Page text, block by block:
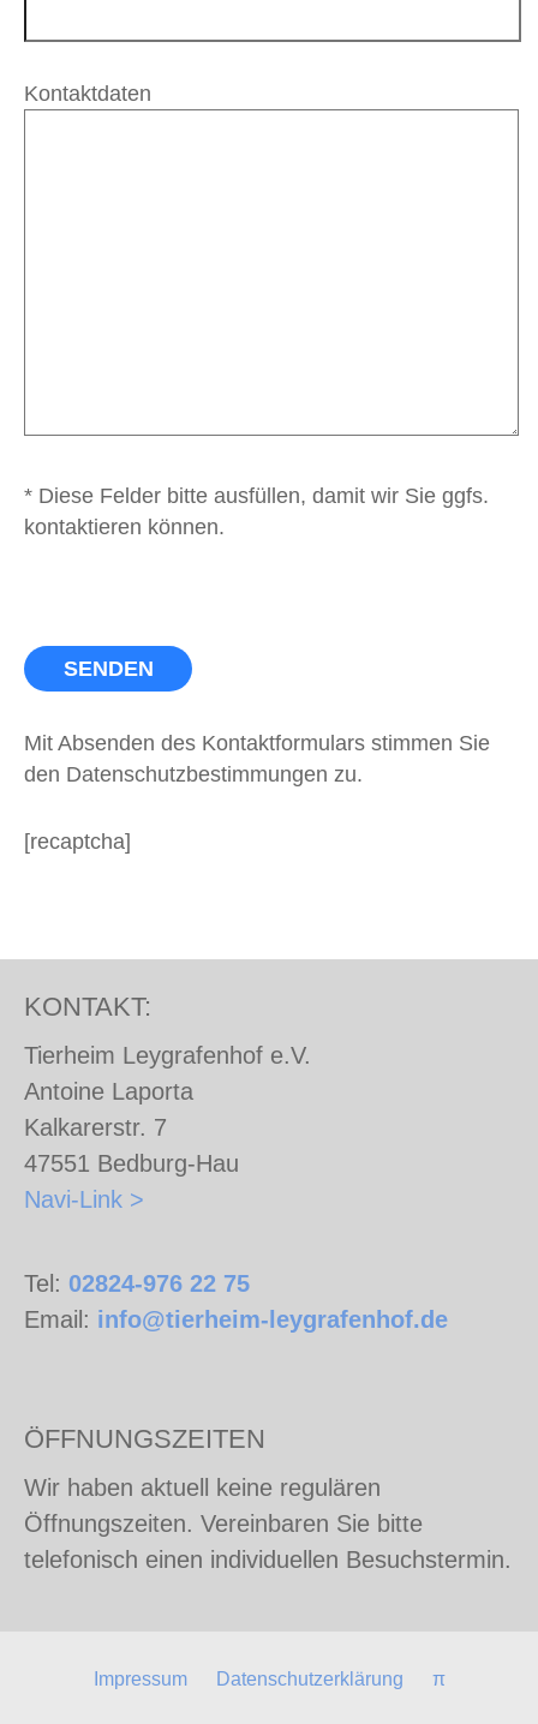
Kontaktdaten
* Diese Felder bitte ausfüllen, damit wir Sie ggfs.
kontaktieren können.
Mit Absenden des Kontaktformulars stimmen Sie
den Datenschutzbestimmungen zu.
[recaptcha]
KONTAKT:
Tierheim Leygrafenhof e.V.
Antoine Laporta
Kalkarerstr. 7
47551 Bedburg-Hau
Navi-Link >
Tel: 02824-976 22 75
Email: info@tierheim-leygrafenhof.de
ÖFFNUNGSZEITEN
Wir haben aktuell keine regulären
Öffnungszeiten. Vereinbaren Sie bitte
telefonisch einen individuellen Besuchstermin.
Impressum Datenschutzerklärung π